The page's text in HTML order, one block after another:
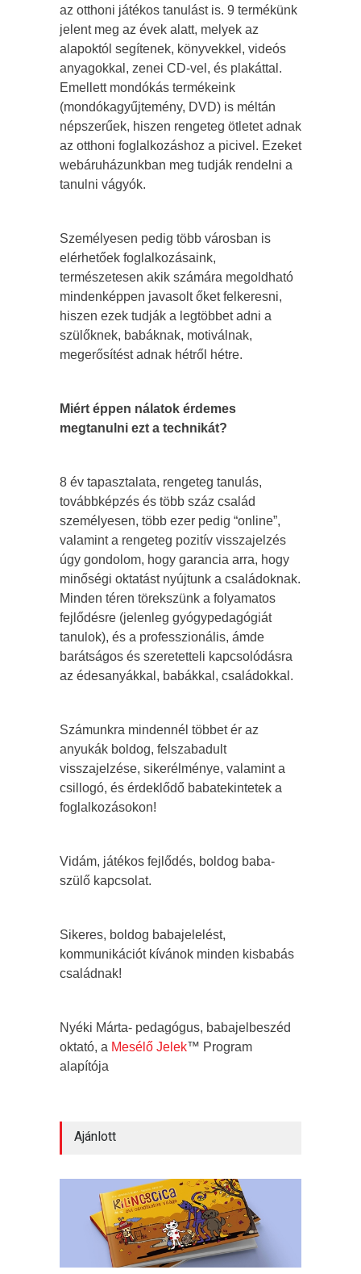
az otthoni játékos tanulást is. 9 termékünk
jelent meg az évek alatt, melyek az
alapoktól segítenek, könyvekkel, videós
anyagokkal, zenei CD-vel, és plakáttal.
Emellett mondókás termékeink
(mondókagyűjtemény, DVD) is méltán
népszerűek, hiszen rengeteg ötletet adnak
az otthoni foglalkozáshoz a picivel. Ezeket
webáruházunkban meg tudják rendelni a
tanulni vágyók.
Személyesen pedig több városban is
elérhetőek foglalkozásaink,
természetesen akik számára megoldható
mindenképpen javasolt őket felkeresni,
hiszen ezek tudják a legtöbbet adni a
szülőknek, babáknak, motiválnak,
megerősítést adnak hétről hétre.
Miért éppen nálatok érdemes
megtanulni ezt a technikát?
8 év tapasztalata, rengeteg tanulás,
továbbképzés és több száz család
személyesen, több ezer pedig “online”,
valamint a rengeteg pozitív visszajelzés
úgy gondolom, hogy garancia arra, hogy
minőségi oktatást nyújtunk a családoknak.
Minden téren törekszünk a folyamatos
fejlődésre (jelenleg gyógypedagógiát
tanulok), és a professzionális, ámde
barátságos és szeretetteli kapcsolódásra
az édesanyákkal, babákkal, családokkal.
Számunkra mindennél többet ér az
anyukák boldog, felszabadult
visszajelzése, sikerélménye, valamint a
csillogó, és érdeklődő babatekintetek a
foglalkozásokon!
Vidám, játékos fejlődés, boldog baba-
szülő kapcsolat.
Sikeres, boldog babajelelést,
kommunikációt kívánok minden kisbabás
családnak!
Nyéki Márta- pedagógus, babajelbeszéd
oktató, a Mesélő Jelek™ Program
alapítója
Ajánlott